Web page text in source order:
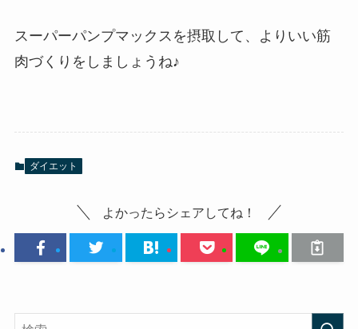
スーパーパンプマックスを摂取して、よりいい筋
肉づくりをしましょうね♪
ダイエット
よかったらシェアしてね！